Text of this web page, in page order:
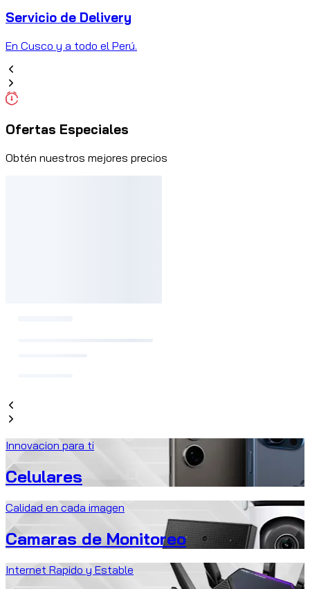
Servicio de Delivery
En Cusco y a todo el Perú.
Ofertas Especiales
Obtén nuestros mejores precios
Innovacion para ti
Celulares
Calidad en cada imagen
Camaras de Monitoreo
Internet Rapido y Estable